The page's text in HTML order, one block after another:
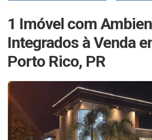
1 Imóvel com
Integrados à Venda
Porto Rico, PR